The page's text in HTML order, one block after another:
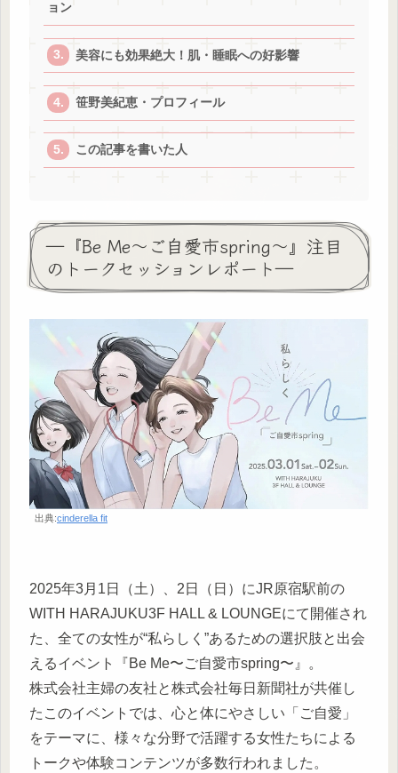
ョン
美容にも効果絶大！肌・睡眠への好影響
笹野美紀恵・プロフィール
この記事を書いた人
―『Be Me〜ご自愛市spring〜』注目
のトークセッションレポート―
出典:cinderella fit
2025年3月1日（土）、2日（日）にJR原宿駅前の
WITH HARAJUKU3F HALL & LOUNGEにて開催され
た、全ての女性が“私らしく”あるための選択肢と出会
えるイベント『Be Me〜ご自愛市spring〜』。
株式会社主婦の友社と株式会社毎日新聞社が共催し
たこのイベントでは、心と体にやさしい「ご自愛」
をテーマに、様々な分野で活躍する女性たちによる
トークや体験コンテンツが多数行われました。